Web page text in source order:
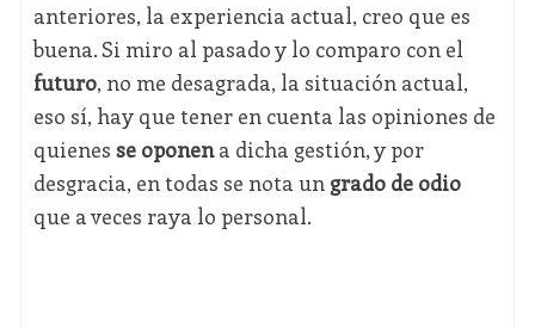
anteriores, la experiencia actual, creo que es
buena. Si miro al pasado y lo comparo con el
futuro, no me desagrada, la situación actual,
eso sí, hay que tener en cuenta las opiniones de
quienes se oponena dicha gestión, y por
desgracia, en todas se nota un grado de odio
que a veces raya lo personal.